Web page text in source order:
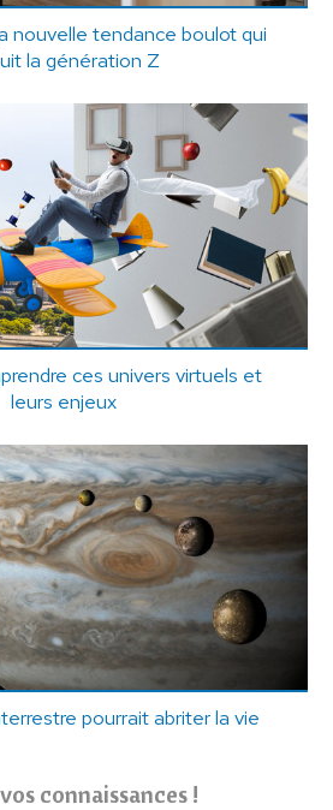
nouvelle tendance boulot qui
la génération Z
ces univers virtuels et
leurs enjeux
pourrait abriter la vie
connaissances !